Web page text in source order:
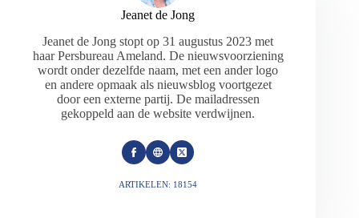
Jeanet de Jong
Jeanet de Jong stopt op 31 augustus 2023 met
haar Persbureau Ameland. De nieuwsvoorziening
wordt onder dezelfde naam, met een ander logo
en andere opmaak als nieuwsblog voortgezet
door een externe partij. De mailadressen
gekoppeld aan de website verdwijnen.
ARTIKELEN: 18154